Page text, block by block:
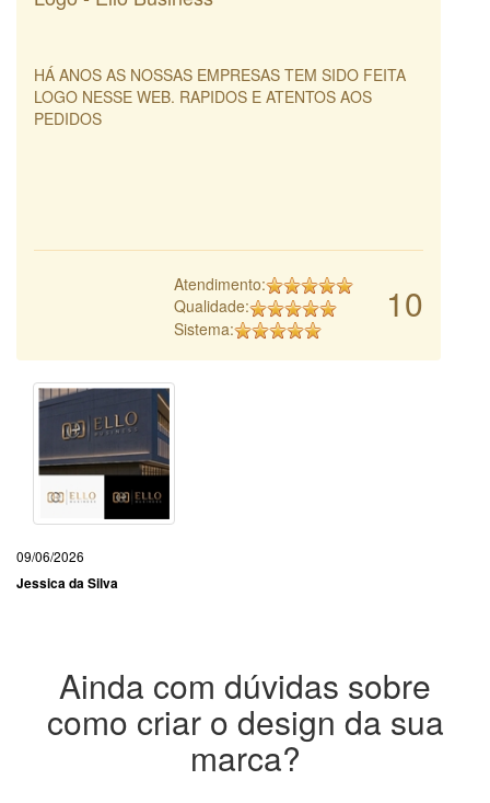
HÁ ANOS AS NOSSAS EMPRESAS TEM SIDO FEITA
LOGO NESSE WEB. RAPIDOS E ATENTOS AOS
PEDIDOS
10
Atendimento:
Qualidade:
Sistema:
09/06/2026
Jessica da Silva
Ainda com dúvidas sobre
como criar o design da sua
marca?